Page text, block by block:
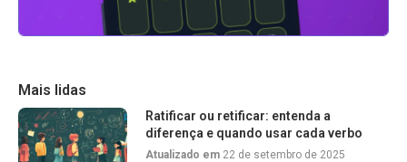
Mais lidas
Ratificar ou retificar: entenda a
diferença e quando usar cada verbo
Atualizado em 22 de setembro de 2025